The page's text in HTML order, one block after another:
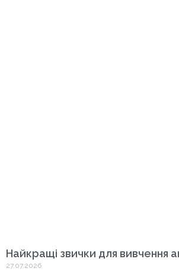
Найкращі звички для вивчення
27.07.2026